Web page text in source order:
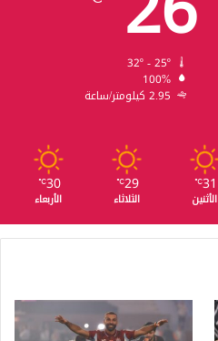
100%
2.95 كيلومتر/ساعة
31
℃
الأثنين
29
℃
الثلاثاء
30
℃
الأربعاء